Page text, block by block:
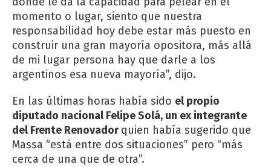
momento o lugar, siento que nuestra
responsabilidad hoy debe estar más puesto en
construir una gran mayoría opositora, más allá
de mi lugar persona hay que darle a los
argentinos esa nueva mayoría”, dijo.
En las últimas horas había sido el propio
diputado nacional Felipe Solá, un ex integrante
del Frente Renovadorquien había sugerido que
Massa “está entre dos situaciones” pero “más
cerca de una que de otra”.